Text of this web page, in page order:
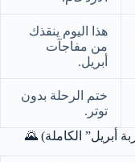
هذا اليوم ينقذك
من مفاجآت
أبريل.
ختم الرحلة بدون
توتر.